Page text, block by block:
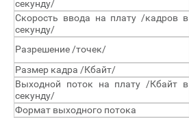
секунду/
Скорость ввода на плату /кадров в
секунду/
Разрешение /точек/
Размер кадра /Кбайт/
Выходной поток на плату /Кбайт в
секунду/
Формат выходного потока